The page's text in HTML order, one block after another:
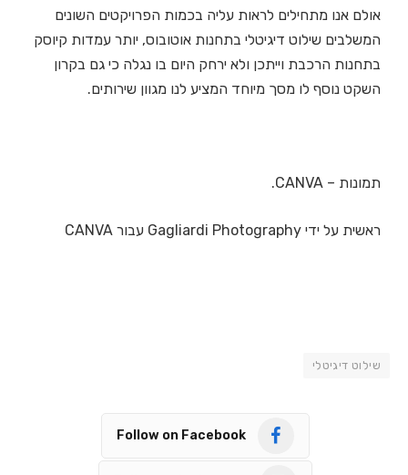
אולם אנו מתחילים לראות עליה בכמות הפרויקטים השונים
המשלבים שילוט דיגיטלי בתחנות אוטובוס, יותר עמדות קיוסק
בתחנות הרכבת וייתכן ולא ירחק היום בו נגלה כי גם בקרון
השקט נוסף לו מסך מיוחד המציע לנו מגוון שירותים.
תמונות – CANVA.
ראשית על ידי Gagliardi Photography עבור CANVA
שילוט דיגיטלי
Follow on Facebook